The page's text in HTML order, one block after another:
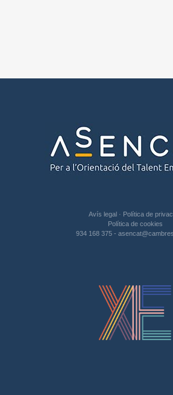
Avís legal · Política de
Política de cookies
934 168 375 -